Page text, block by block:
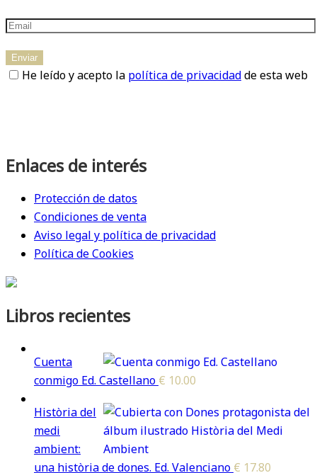
He leído y acepto la política de privacidadde esta web
Enlaces de interés
Protección de datos
Condiciones de venta
Aviso legal y política de privacidad
Política de Cookies
Libros recientes
Cuenta
conmigo Ed. Castellano € 10.00
Història del
medi
ambient:
una història de dones. Ed. Valenciano € 17.80